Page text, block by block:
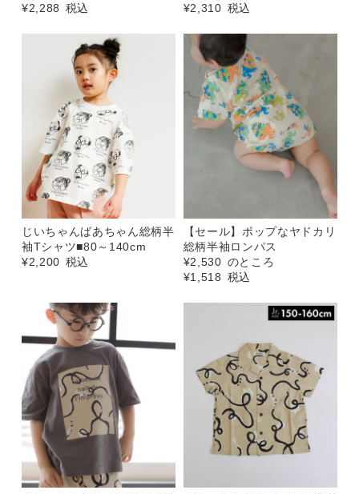
¥2,288 税込
¥2,310 税込
じいちゃんばあちゃん総柄半
袖Tシャツ■80～140cm
¥2,200 税込
【セール】ポップなヤドカリ
総柄半袖ロンパス
¥2,530 のところ
¥1,518 税込